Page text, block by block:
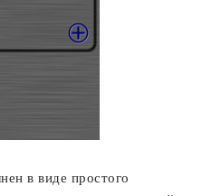
в виде простого